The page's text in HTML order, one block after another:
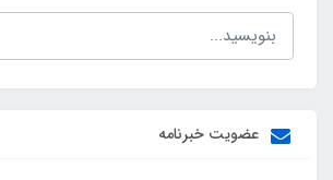
عضویت خبرنامه